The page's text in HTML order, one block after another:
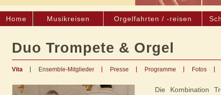
Home Musikreisen Orgelfahrten / -reisen
Duo Trompete & Orgel
Vita Ensemble-Mitglieder Presse Programme Fotos
Die Kombination